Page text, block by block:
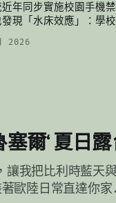
年同步實施校園手機
現「水床效應」：學校
是家庭環境與演算法設
2026
爾‘ 夏日
讓我把比利時藍天
著歐陸日常直達你